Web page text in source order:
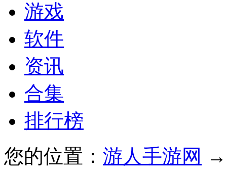
游戏
软件
资讯
合集
排行榜
您的位置： 游人手游网